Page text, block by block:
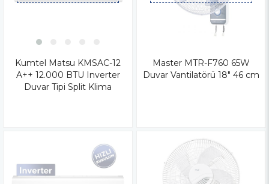
Kumtel Matsu KMSAC-12
A++ 12.000 BTU Inverter
Duvar Tipi Split Klima
Master MTR-F760 65W
Duvar Vantilatörü 18" 46 cm